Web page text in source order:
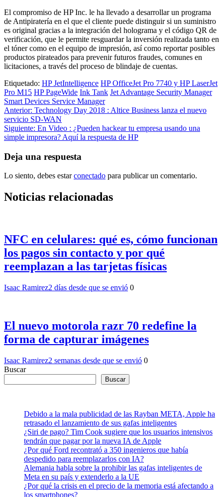
El compromiso de HP Inc. le ha llevado a desarrollar un programa
de Antipiratería en el que el cliente puede distinguir si un suministro
es original gracias a la integración del holograma y el código QR de
verificación, que le permite resguardar la inversión realizada tanto en
el tóner como en el equipo de impresión, así como reportar posibles
productos pirateados para prevenir futuros fraudes, comunes en
licitaciones, a través del proceso de blindaje de cuentas.
Etiquetado: HP JetIntelligence HP OfficeJet Pro 7740 y HP LaserJet
Pro M15 HP PageWide Ink Tank Jet Advantage Security Manager
Smart Devices Service Manager
Navegación
de
entradas
Anterior: Technology Day 2018 : Altice Business lanza el nuevo
servicio SD-WAN
Siguiente: En Video : ¿Pueden hackear tu empresa usando una
simple impresora? Aquí la respuesta de HP
Deja una respuesta
Lo siento, debes estarconectado para publicar un comentario.
Noticias relacionadas
NFC en celulares: qué es, cómo funcionan
los pagos sin contacto y por qué
reemplazan a las tarjetas físicas
Isaac Ramirez2 días desde que se envió 0
El nuevo motorola razr 70 redefine la
forma de capturar imágenes
Isaac Ramirez2 semanas desde que se envió 0
Buscar
Buscar
Debido a la mala publicidad de las Rayban META, Apple ha
retrasado el lanzamiento de sus gafas inteligentes
¿Siri de pago? Tim Cook sugiere que los usuarios intensivos
tendrán que pagar por la nueva IA de Apple
¿Por qué Ford recontrató a 350 ingenieros que había
despedido para reemplazarlos con IA?
Alemania habla sobre la prohibir las gafas inteligentes de
Meta en su país y extenderlo a la UE
¿Por qué la crisis en el precio de la memoria está afectando a
los smartphones?